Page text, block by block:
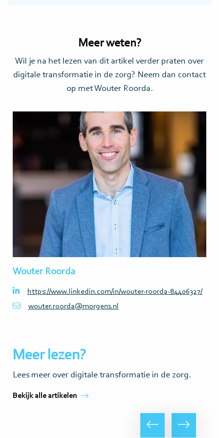
Meer weten?
Wil je na het lezen van dit artikel verder praten over
digitale transformatie in de zorg? Neem dan contact
op met Wouter Roorda.
Wouter Roorda
https://www.linkedin.com/in/wouter-roorda-84406327/
wouter.roorda@morgens.nl
Meer lezen?
Lees meer over digitale transformatie in de zorg.
Bekijk alle artikelen
Volgende
Vorige